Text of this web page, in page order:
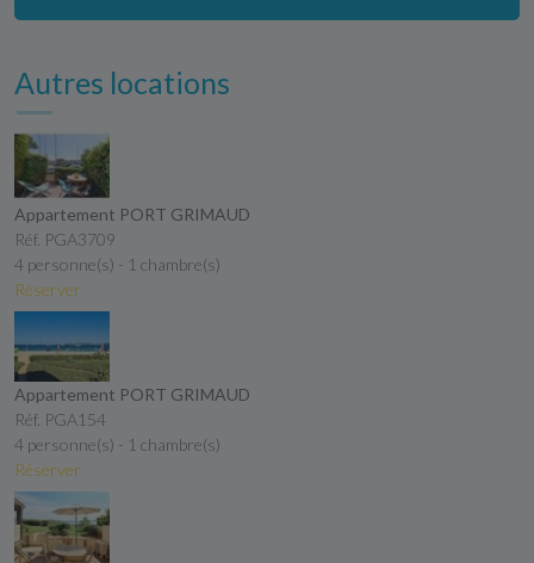
Autres locations
Appartement PORT GRIMAUD
Réf. PGA3709
4 personne(s) - 1 chambre(s)
Réserver
Appartement PORT GRIMAUD
Réf. PGA154
4 personne(s) - 1 chambre(s)
Réserver